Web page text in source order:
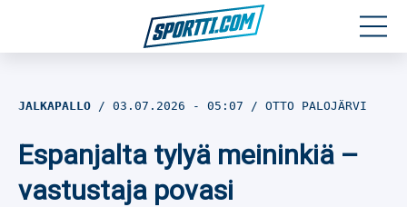
Jalkapallo
JALKAPALLO 03.07.2026 - 05:07 OTTO PALOJÄRVI
Espanjalta tylyä meininkiä –
vastustaja povasi